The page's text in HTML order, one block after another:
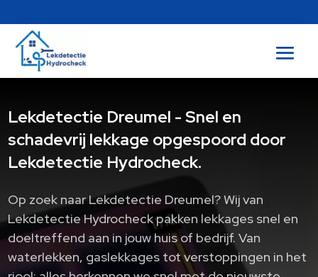
Lekdetectie Dreumel - Snel en
schadevrij lekkage opgespoord door
Lekdetectie Hydrocheck.
Op zoek naar Lekdetectie Dreumel? Wij van
Lekdetectie Hydrocheck pakken lekkages snel en
doeltreffend aan in jouw huis of bedrijf.​ Van
waterlekken, gaslekkages tot verstoppingen in het